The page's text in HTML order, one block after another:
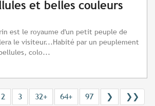
et belles couleurs
est le royaume d'un petit peuple de
le visiteur...Habité par un peuplement
colo...
2 3 32+ 64+ 97 ❯ ❯❯